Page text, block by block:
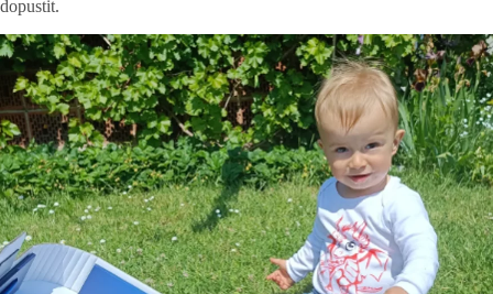
dopustit.